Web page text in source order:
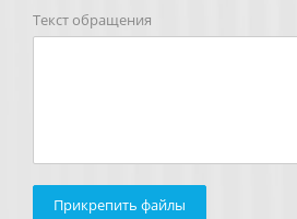
Текст обращения
Прикрепить файлы